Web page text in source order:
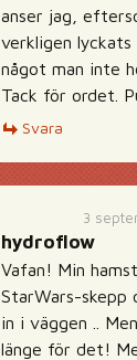
anser jag,
verkligen lyckats
något man inte
Tack för ordet.
Svara
3
hydroflow
Vafan! Min
StarWars-skepp
in i väggen ..
länge för det!